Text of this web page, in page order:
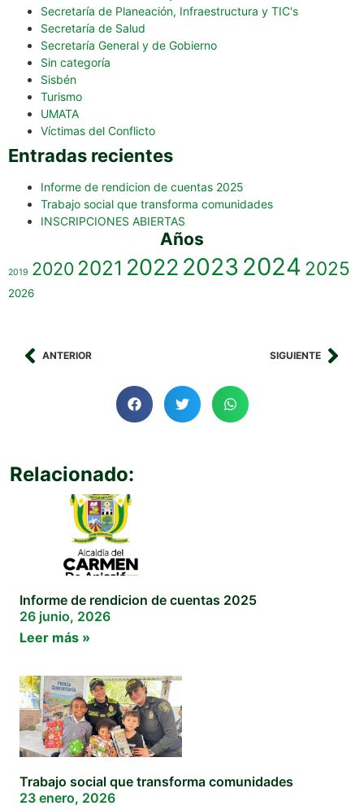
Secretaría de Planeación, Infraestructura y TIC's
Secretaría de Salud
Secretaría General y de Gobierno
Sin categoría
Sisbén
Turismo
UMATA
Víctimas del Conflicto
Entradas recientes
Informe de rendicion de cuentas 2025
Trabajo social que transforma comunidades
INSCRIPCIONES ABIERTAS
Años
2019 20202021 2022 2023 2024 2025
2026
ANTERIOR SIGUIENTE
Relacionado:
Informe de rendicion de cuentas 2025
26 junio, 2026
Leer más »
Trabajo social que transforma comunidades
23 enero, 2026